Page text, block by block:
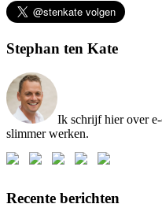
Stephan ten Kate
Ik schrijf hier over
slimmer werken.
Recente berichten